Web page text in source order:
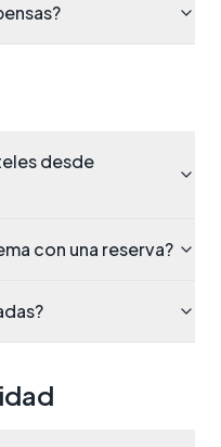
desde
con una reserva?